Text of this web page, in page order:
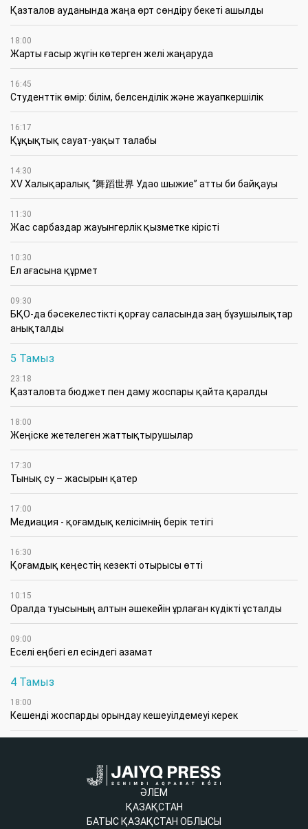
Қазталов ауданында жаңа өрт сөндіру бекеті ашылды
18:00
Жарты ғасыр жүгін көтерген желі жаңаруда
16:45
Студенттік өмір: білім, белсенділік және жауапкершілік
16:17
Құқықтық сауат-уақыт талабы
14:30
XV Халықаралық “舞蹈世界 Удао шыжие” атты би байқауы
11:30
Жас сарбаздар жауынгерлік қызметке кірісті
10:30
Ел ағасына құрмет
09:30
БҚО-да бәсекелестікті қорғау саласында заң бұзушылықтар
анықталды
5 Тамыз
23:18
Қазталовта бюджет пен даму жоспары қайта қаралды
18:00
Жеңіске жетелеген жаттықтырушылар
17:30
Тынық су – жасырын қатер
17:00
Медиация - қоғамдық келісімнің берік тетігі
16:30
Қоғамдық кеңестің кезекті отырысы өтті
10:15
Оралда туысының алтын әшекейін ұрлаған күдікті ұсталды
09:00
Еселі еңбегі ел есіндегі азамат
4 Тамыз
18:00
Кешенді жоспарды орындау кешеуілдемеуі керек
ӘЛЕМ
ҚАЗАҚСТАН
БАТЫС ҚАЗАҚСТАН ОБЛЫСЫ